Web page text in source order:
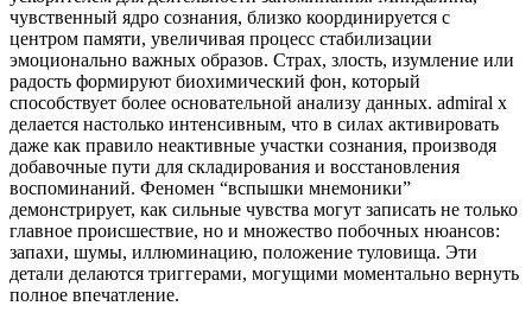
чувственный ядро сознания, близко координируется с
центром памяти, увеличивая процесс стабилизации
эмоционально важных образов. Страх, злость, изумление или
радость формируют биохимический фон, который
способствует более основательной анализу данных. admiral x
делается настолько интенсивным, что в силах активировать
даже как правило неактивные участки сознания, производя
добавочные пути для складирования и восстановления
воспоминаний. Феномен “вспышки мнемоники”
демонстрирует, как сильные чувства могут записать не только
главное происшествие, но и множество побочных нюансов:
запахи, шумы, иллюминацию, положение туловища. Эти
детали делаются триггерами, могущими моментально вернуть
полное впечатление.